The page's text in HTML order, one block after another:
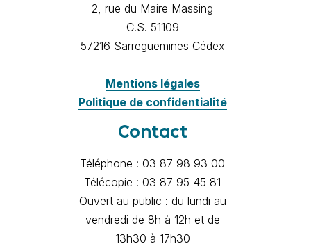
2, rue du Maire Massing
C.S. 51109
57216 Sarreguemines Cédex
Mentions légales
Politique de confidentialité
Contact
Téléphone : 03 87 98 93 00
Télécopie : 03 87 95 45 81
Ouvert au public : du lundi au
vendredi de 8h à 12h et de
13h30 à 17h30